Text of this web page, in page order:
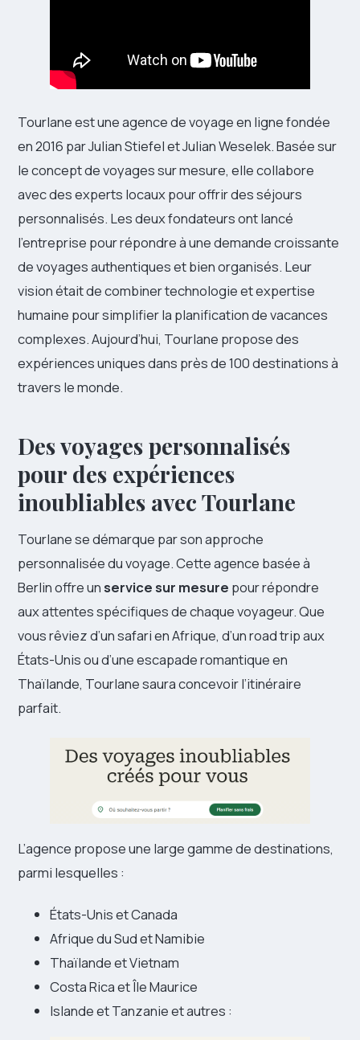
Tourlane est une agence de voyage en ligne fondée
en 2016 par Julian Stiefel et Julian Weselek. Basée sur
le concept de voyages sur mesure, elle collabore
avec des experts locaux pour offrir des séjours
personnalisés. Les deux fondateurs ont lancé
l’entreprise pour répondre à une demande croissante
de voyages authentiques et bien organisés. Leur
vision était de combiner technologie et expertise
humaine pour simplifier la planification de vacances
complexes. Aujourd’hui, Tourlane propose des
expériences uniques dans près de 100 destinations à
travers le monde.
Des voyages personnalisés
pour des expériences
inoubliables avec Tourlane
Tourlane se démarque par son approche
personnalisée du voyage. Cette agence basée à
Berlin offre unservice sur mesure pour répondre
aux attentes spécifiques de chaque voyageur. Que
vous rêviez d’un safari en Afrique, d’un road trip aux
États-Unis ou d’une escapade romantique en
Thaïlande, Tourlane saura concevoir l’itinéraire
parfait.
L’agence propose une large gamme de destinations,
parmi lesquelles :
États-Unis et Canada
Afrique du Sud et Namibie
Thaïlande et Vietnam
Costa Rica et Île Maurice
Islande et Tanzanie et autres :